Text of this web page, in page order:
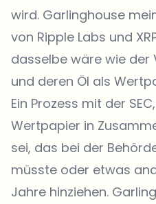
wird. Garlinghouse
von Ripple Labs und
dasselbe wäre wie der
und deren Öl als
Ein Prozess mit der
Wertpapier in
sei, das bei der
müsste oder etwas
Jahre hinziehen.